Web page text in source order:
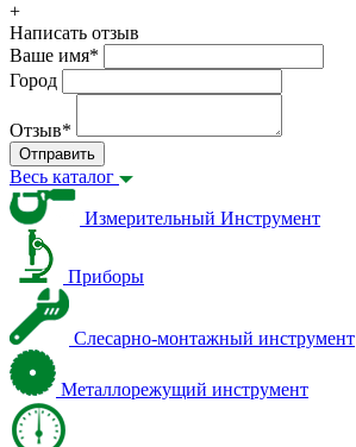
+
Написать отзыв
Ваше имя*
Город
Отзыв*
Отправить
Весь каталог
Измерительный Инструмент
Приборы
Слесарно-монтажный инструмент
Металлорежущий инструмент